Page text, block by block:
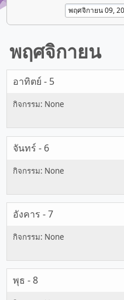
พฤศจิกายน
อาทิตย์ - 5
จันทร์ - 6
อังคาร - 7
พุธ - 8